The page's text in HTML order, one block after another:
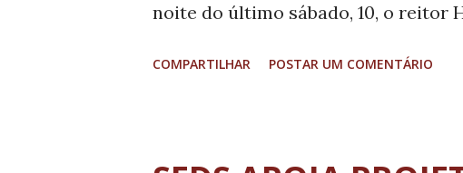
noite do último sábado, 10, o reitor
COMPARTILHAR POSTAR UM COMENTÁRIO